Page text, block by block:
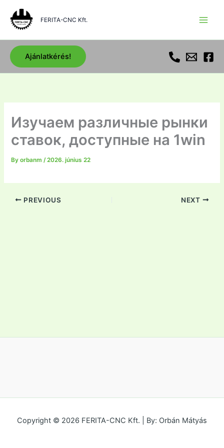
content
FERITA-CNC Kft.
Ajánlatkérés!
Изучаем различные рынки
ставок, доступные на 1win
Byorbanm/2026. június 22
PREVIOUS NEXT
Copyright © 2026 FERITA-CNC Kft. | By: Orbán Mátyás